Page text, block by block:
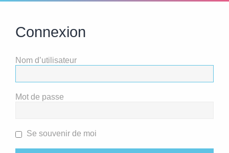
Connexion
Nom d’utilisateur
Mot de passe
Se souvenir de moi